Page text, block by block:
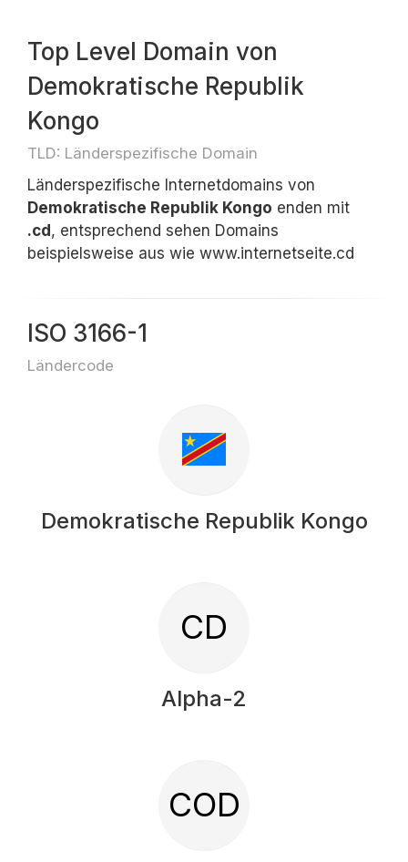
Top Level Domain von
Demokratische Republik
Kongo
TLD: Länderspezifische Domain
Länderspezifische Internetdomains von
Demokratische Republik Kongo enden mit
.cd , entsprechend sehen Domains
beispielsweise aus wie www.internetseite.cd
ISO 3166-1
Ländercode
Demokratische Republik Kongo
CD
Alpha-2
COD